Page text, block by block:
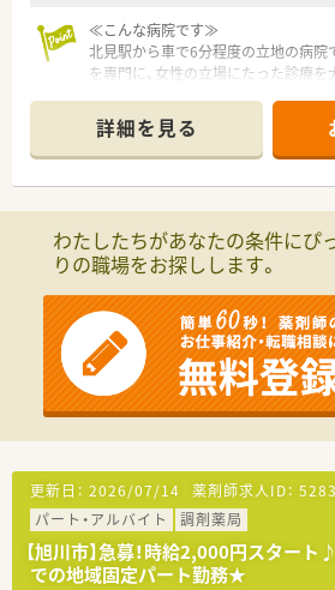
≪こんな病院です≫
北見駅から車で6分程度の立地の病院
を専門に、女性の立場にたった診療
す。自然分娩や帝王切開後の患者様
患者様のケアを行います。女性が多い
し合う協力体制が整っています。
■病院での薬剤師経験は問いませんの
きたいという意欲をお持ちの方を歓
■他職種との連携が重要となるため、
を取りながら業務を進められる方を募
■週の勤務日数は3～4日程度となりま
も4時間程度からシフト調整が可能で
く働くことが可能な環境です。
≪こんな方にオススメ≫
■残業が少なく、プライベートや家庭
ぴったりです。
けやすい職場環境です。
詳細を見る
わたしたちがあなたの条件にぴ
りの職場をお探しします。
更新日： 2026/07/14 薬剤師求人ID：
パート・アルバイト
調剤薬局
【旭川市】急募！時給2,000円スター
での地域固定パート勤務★